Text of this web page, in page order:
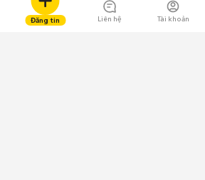
Đăng tin Liên hệ Tài khoản